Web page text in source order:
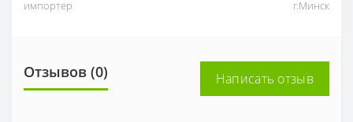
импортер
г.Минск
Отзывов (0) Написать отзыв